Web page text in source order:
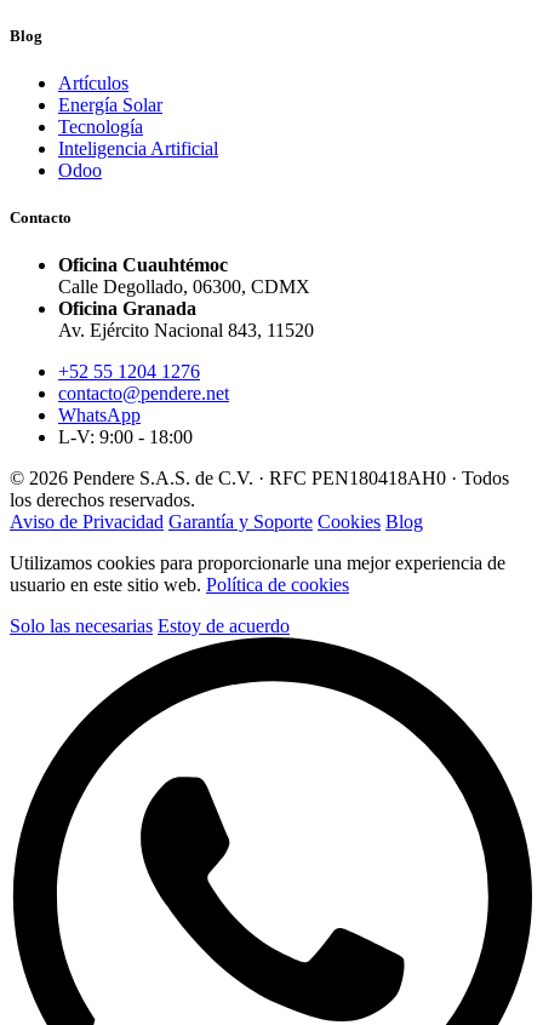
Blog
Artículos
Energía Solar
Tecnología
Inteligencia Artificial
Odoo
Contacto
Oficina Cuauhtémoc
Calle Degollado, 06300, CDMX
Oficina Granada
Av. Ejército Nacional 843, 11520
+52 55 1204 1276
contacto@pendere.net
WhatsApp
L-V: 9:00 - 18:00
© 2026 Pendere S.A.S. de C.V. · RFC PEN180418AH0 · Todos
los derechos reservados.
Aviso de Privacidad Garantía y Soporte Cookies Blog
Utilizamos cookies para proporcionarle una mejor experiencia de
usuario en este sitio web. Política de cookies
Solo las necesarias Estoy de acuerdo